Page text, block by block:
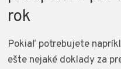
rok
Pokiaľ potrebujete
ešte nejaké doklady za